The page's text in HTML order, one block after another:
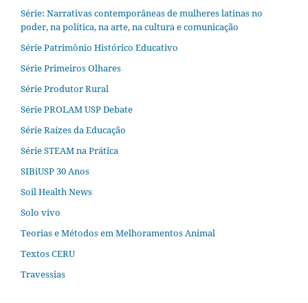
Série: Narrativas contemporâneas de mulheres latinas no
poder, na política, na arte, na cultura e comunicação
Série Patrimônio Histórico Educativo
Série Primeiros Olhares
Série Produtor Rural
Série PROLAM USP Debate
Série Raízes da Educação
Série STEAM na Prática
SIBiUSP 30 Anos
Soil Health News
Solo vivo
Teorias e Métodos em Melhoramentos Animal
Textos CERU
Travessias